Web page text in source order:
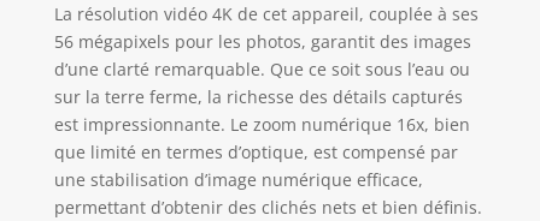
prendre des
photos en toute
confiance, même
dans des
environnements
extrêmes Vidéo 4K
UHD et photos
haute résolution
La résolution vidéo 4K de cet appareil, couplée à ses
56 mégapixels pour les photos, garantit des images
d’une clarté remarquable. Que ce soit sous l’eau ou
sur la terre ferme, la richesse des détails capturés
est impressionnante. Le zoom numérique 16x, bien
que limité en termes d’optique, est compensé par
une stabilisation d’image numérique efficace,
permettant d’obtenir des clichés nets et bien définis.